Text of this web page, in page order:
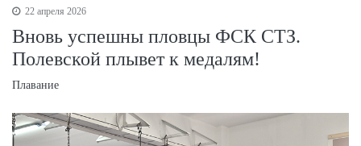
22 апреля 2026
Вновь успешны пловцы ФСК СТЗ.
Полевской плывет к медалям!
Плавание